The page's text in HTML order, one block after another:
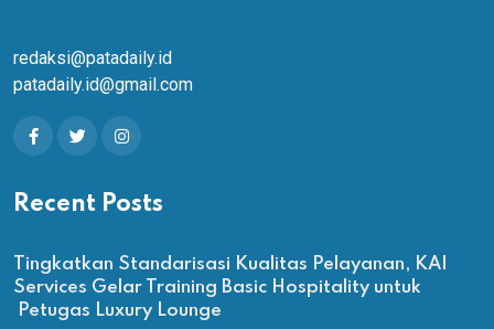
redaksi@patadaily.id
patadaily.id@gmail.com
Recent Posts
Tingkatkan Standarisasi Kualitas Pelayanan, KAI
Services Gelar Training Basic Hospitality untuk
Petugas Luxury Lounge